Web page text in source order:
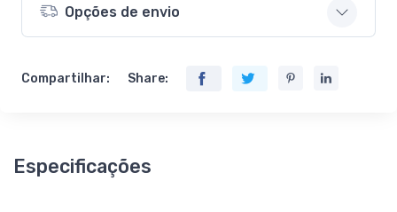
Opções de envio
Compartilhar: Share:
Especificações